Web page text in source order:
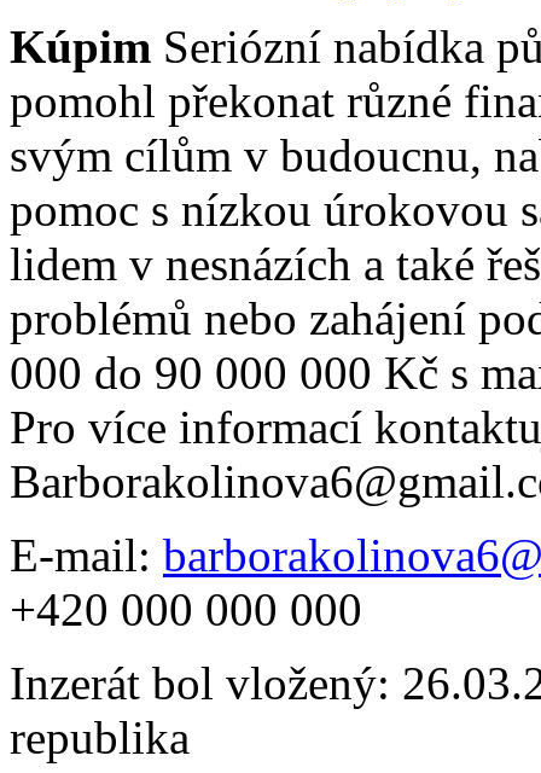
Kúpim Seriózní nabídka
pomohl překonat různé
svým cílům v budoucnu,
pomoc s nízkou úrokovou
lidem v nesnázích a také
problémů nebo zahájení
000 do 90 000 000 Kč s
Pro více informací
E-mail:
+420 000 000 000
Inzerát bol vložený:
republika